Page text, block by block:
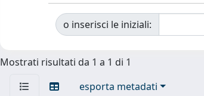
o inserisci le iniziali:
Mostrati risultati da 1 a 1 di 1
esporta metadati